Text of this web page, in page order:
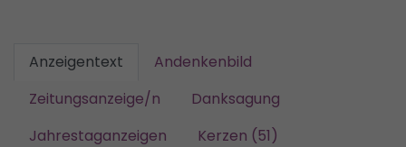
Anzeigentext
Andenkenbild
Zeitungsanzeige/n
Danksagung
Jahrestaganzeigen
Kerzen (51)